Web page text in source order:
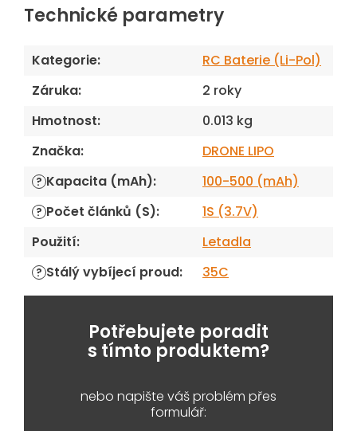
Technické parametry
Kategorie:
RC Baterie (Li-Pol)
Záruka:
2 roky
Hmotnost:
0.013 kg
Značka: DRONE LIPO
? Kapacita (mAh): 100-500 (mAh)
? Počet článků (S):
1S (3.7V)
Použití: Letadla
? Stálý vybíjecí proud: 35C
Potřebujete poradit
s tímto produktem?
nebo napište váš problém přes
formulář: